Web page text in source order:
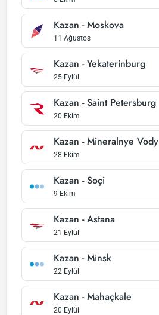
Kazan - Moskova
11 Ağustos
Kazan - Yekaterinburg
25 Eylül
Kazan - Saint Petersburg
20 Ekim
Kazan - Mineralnye Vody
28 Ekim
Kazan - Soçi
9 Ekim
Kazan - Astana
21 Eylül
Kazan - Minsk
22 Eylül
Kazan - Mahaçkale
20 Eylül